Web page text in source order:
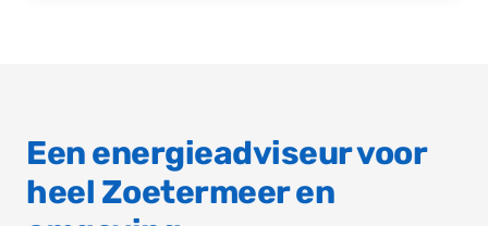
Een energieadviseur voor
heel Zoetermeer en